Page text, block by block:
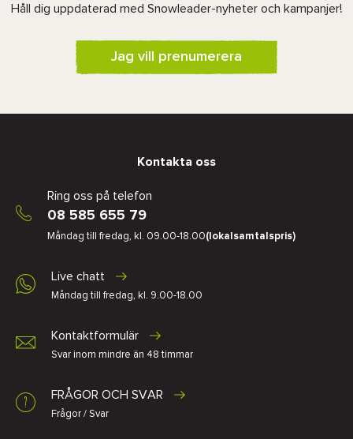
Håll dig uppdaterad med Snowleader-nyheter och kampanjer!
Jag vill prenumerera
Kontakta oss
Ring oss på telefon
08 585 655 79
Måndag till fredag, kl. 09.00-18.00(lokalsamtalspris)
Live chatt
Måndag till fredag, kl. 9.00-18.00
Kontaktformulär
Svar inom mindre än 48 timmar
FRÅGOR OCH SVAR
Frågor / Svar